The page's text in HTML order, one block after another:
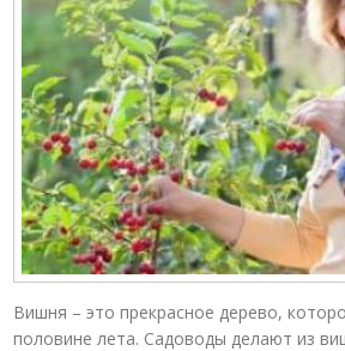
Вишня – это прекрасное дерево,
половине лета. Садоводы делают из